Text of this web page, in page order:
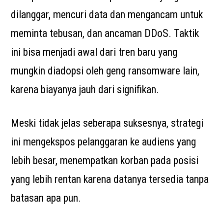
dilanggar, mencuri data dan mengancam untuk
meminta tebusan, dan ancaman DDoS. Taktik
ini bisa menjadi awal dari tren baru yang
mungkin diadopsi oleh geng ransomware lain,
karena biayanya jauh dari signifikan.
Meski tidak jelas seberapa suksesnya, strategi
ini mengekspos pelanggaran ke audiens yang
lebih besar, menempatkan korban pada posisi
yang lebih rentan karena datanya tersedia tanpa
batasan apa pun.